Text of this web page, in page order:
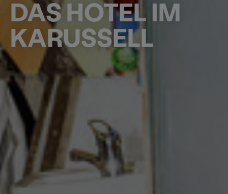
DAS HOTEL IM
KARUSSELL